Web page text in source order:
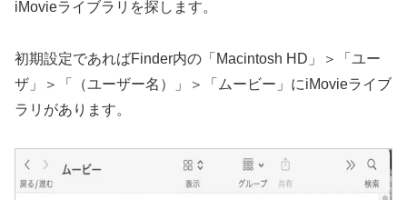
iMovieライブラリを探します。
初期設定であればFinder内の「Macintosh HD」＞「ユー
ザ」＞「（ユーザー名）」＞「ムービー」にiMovieライブ
ラリがあります。